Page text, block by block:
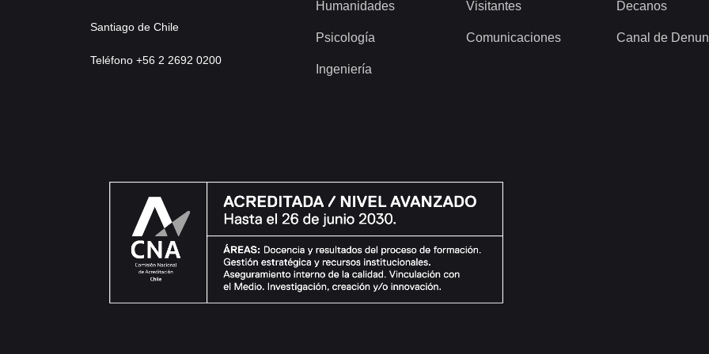
Santiago de Chile
Teléfono +56 2 2692 0200
Humanidades
Psicología
Ingeniería
Visitantes
Comunicaciones
Decanos
Canal de